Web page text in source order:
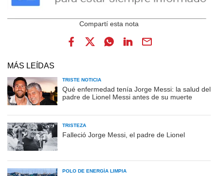
MÁS LEÍDAS
TRISTE NOTICIA
Qué enfermedad tenía Jorge Messi: la salud del
padre de Lionel Messi antes de su muerte
TRISTEZA
Falleció Jorge Messi, el padre de Lionel
POLO DE ENERGÍA LIMPIA